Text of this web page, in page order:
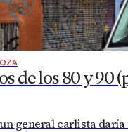
de los 80 y 90
general carlista daría